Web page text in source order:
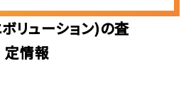
リューション)の査
定情報